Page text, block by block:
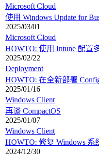
Microsoft Cloud
使用 Windows Update for
2025/03/01
Microsoft Cloud
HOWTO: 使用 Intune 配置
2025/02/22
Deployment
HOWTO: 在全新部署
2025/01/16
Windows Client
再谈 CompactOS
2025/01/07
Windows Client
HOWTO: 修复 Windows
2024/12/30